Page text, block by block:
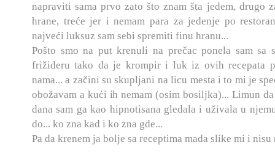
napraviti sama prvo zato što znam šta jedem, drugo
hrane, treće jer i nemam para za jedenje po
najveći luksuz sam sebi spremiti finu hranu...
Pošto smo na put krenuli na prečac ponela sam sa
frižideru tako da je krompir i luk iz ovih recepata
nama... a začini su skupljani na licu mesta i to mi je
obožavam a kući ih nemam (osim bosiljka)... Limun
dana sam ga kao hipnotisana gledala i uživala u
do... ko zna kad i ko zna gde...
Pa da krenem ja bolje sa receptima mada slike mi i